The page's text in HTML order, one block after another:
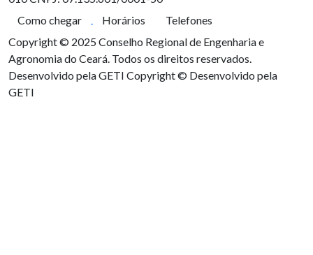
Como chegar
Horários
Telefones
Copyright © 2025 Conselho Regional de Engenharia e
Agronomia do Ceará. Todos os direitos reservados.
Desenvolvido pela GETI Copyright © Desenvolvido pela
GETI